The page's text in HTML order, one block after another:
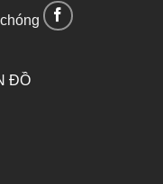
chóng
ĐỒ